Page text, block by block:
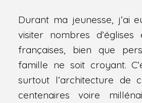
Durant ma jeunesse, j’ai
visiter nombres d’églises
françaises, bien que
famille ne soit croyant.
surtout l’architecture de
centenaires voire